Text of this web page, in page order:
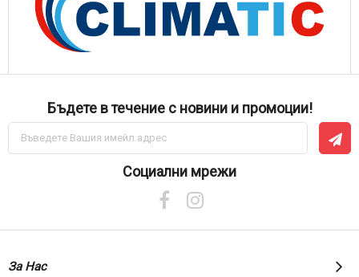
Бъдете в течение с новини и промоции!
Абонирай
за
Социални мрежи
За Нас